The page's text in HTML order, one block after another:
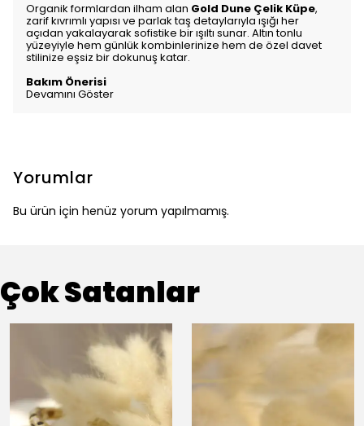
Organik formlardan ilham alan Gold Dune Çelik Küpe,
zarif kıvrımlı yapısı ve parlak taş detaylarıyla ışığı her
açıdan yakalayarak sofistike bir ışıltı sunar. Altın tonlu
yüzeyiyle hem günlük kombinlerinize hem de özel davet
stilinize eşsiz bir dokunuş katar.
Bakım Önerisi
Devamını Göster
Yorumlar
Bu ürün için henüz yorum yapılmamış.
Çok Satanlar